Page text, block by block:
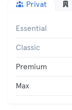
Privat
Essential
Classic
Premium
Max